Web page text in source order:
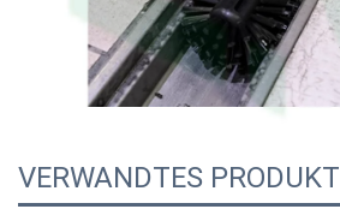
VERWANDTES PRODUKT